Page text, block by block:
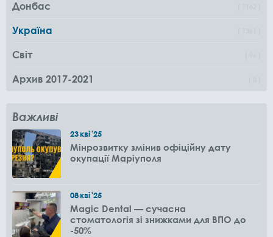
Донбас
Україна
Світ
Архив 2017-2021
Важливі
23кві'25
Мінрозвитку змінив офіційну дату
окупації Маріуполя
08кві'25
Magic Dental — сучасна
стоматологія зі знижками для ВПО до
-50%